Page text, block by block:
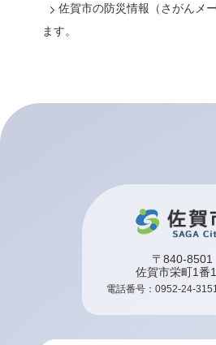
佐賀市の防災情報（さがんメ
ます。
〒840-8501
佐賀市栄町1番
電話番号： 0952-24-